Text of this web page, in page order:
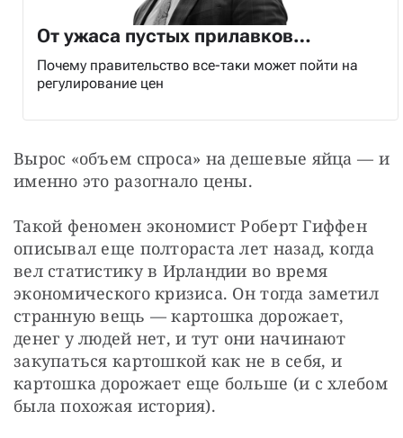
От ужаса пустых прилавков…
Почему правительство все-таки может пойти на
регулирование цен
Вырос «объем спроса» на дешевые яйца — и
именно это разогнало цены.
Такой феномен экономист Роберт Гиффен
описывал еще полтораста лет назад, когда
вел статистику в Ирландии во время
экономического кризиса. Он тогда заметил
странную вещь — картошка дорожает,
денег у людей нет, и тут они начинают
закупаться картошкой как не в себя, и
картошка дорожает еще больше (и с хлебом
была похожая история).